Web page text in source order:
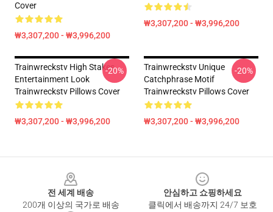
Cover
₩3,307,200 - ₩3,996,200
₩3,307,200 - ₩3,996,200
Trainwreckstv High Stakes
Entertainment Look
Trainwreckstv Pillows Cover
₩3,307,200 - ₩3,996,200
-20%
Trainwreckstv Unique
Catchphrase Motif
Trainwreckstv Pillows Cover
₩3,307,200 - ₩3,996,200
-20%
전 세계 배송
200개 이상의 국가로 배송
안심하고 쇼핑하세요
클릭에서 배송까지 24/7 보호